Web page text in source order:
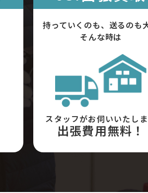
持っていくのも、送るのも
そんな時は
スタッフがお伺いいたし
出張費用無料！